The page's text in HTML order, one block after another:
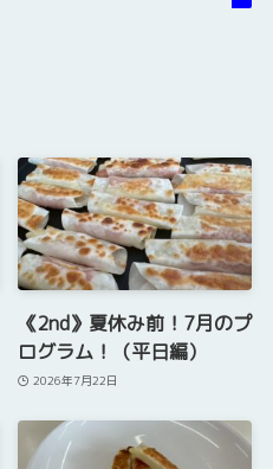
《2nd》夏休み前！7月のプ
ログラム！（平日編）
2026年7月22日